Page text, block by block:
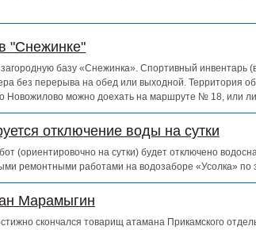
"Снежинке"
базу «Снежинка». Спортивный инвентарь
без перерыва на обед или выходной. Территория
Новожилово можно доехать на маршруте № 18, или
отключение воды на сутки
(ориентировочно на сутки) будет отключено
ремонтными работами на водозаборе «Усолка»
Марамыгин
скончался товарищ атамана Прикамского